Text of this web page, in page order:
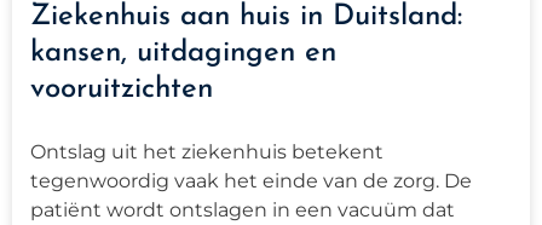
Ziekenhuis aan huis in Duitsland:
kansen, uitdagingen en
vooruitzichten
Ontslag uit het ziekenhuis betekent
tegenwoordig vaak het einde van de zorg. De
patiënt wordt ontslagen in een vacuüm dat